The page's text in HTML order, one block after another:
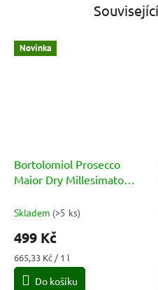
Novinka
Bortolomiol Prosecco
Maior Dry Millesimato
DOCG 11,5% 0,75l
Skladem (>5 ks)
499 Kč
Měrná
cena:
665,33 Kč / 1 l
Do košíku